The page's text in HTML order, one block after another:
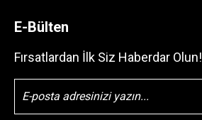
E-Bülten
Fırsatlardan İlk Siz Haberdar Olun!